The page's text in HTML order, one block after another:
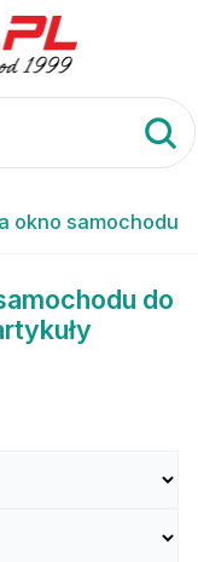
okno samochodu
do